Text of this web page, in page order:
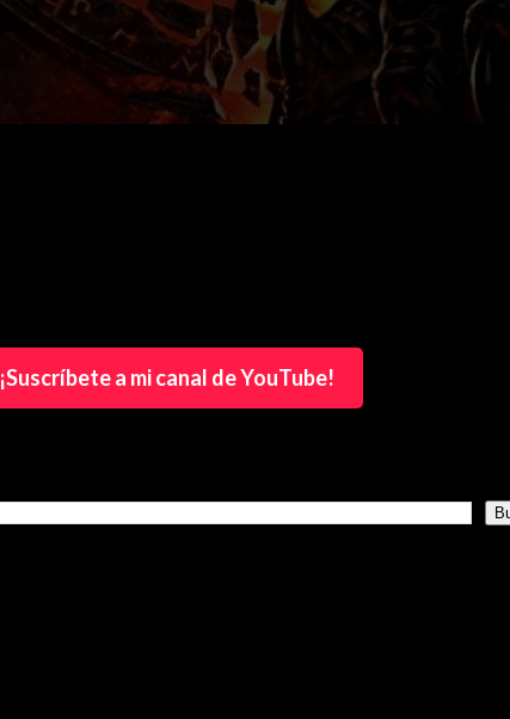
¡Suscríbete a mi canal de YouTube!